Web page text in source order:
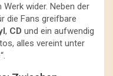
wider. Neben der
die Fans greifbare
, CD und ein aufwendig
alles vereint unter